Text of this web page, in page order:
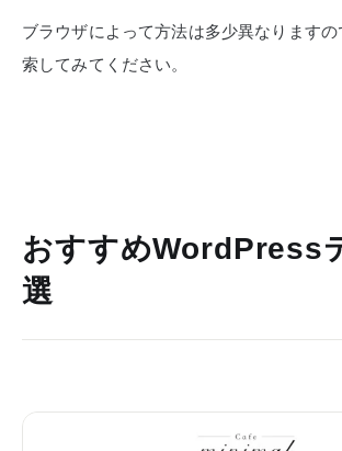
ブラウザによって方法は多少異なります
索してみてください。
おすすめWordPress
選